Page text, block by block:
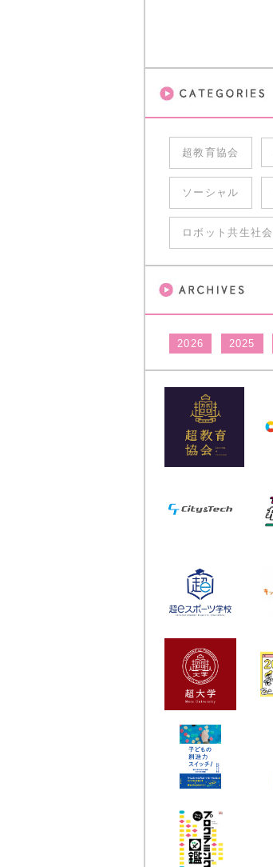
超教育協会
ソーシャル
ロボット共生社会
2026 2025